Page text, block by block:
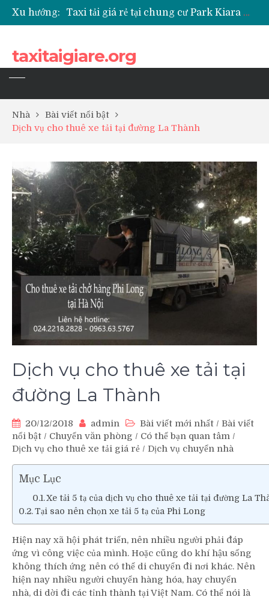
Xu hướng:
Taxi tải giá rẻ tại chung cư Park Kiara Hà Đông
Taxi tải giá rẻ tại chung cư Grande Park Phú Lãm
taxitaigiare.org
Nhà
Bài viết nổi bật
Dịch vụ cho thuê xe tải tại đường La Thành
Dịch vụ cho thuê xe tải tại
đường La Thành
20/12/2018 admin Bài viết mới nhất / Bài viết
nổi bật / Chuyển văn phòng / Có thể bạn quan tâm /
Dịch vụ cho thuê xe tải giá rẻ / Dịch vụ chuyển nhà
Mục Lục
Xe tải 5 tạ của dịch vụ cho thuê xe tải tại đường La
Tại sao nên chọn xe tải 5 tạ của Phi Long
Hiện nay xã hội phát triển, nên nhiều người phải đáp
ứng vì công việc của mình. Hoặc cũng do khí hậu sống
không thích ứng nên có thể di chuyển đi nơi khác. Nên
hiện nay nhiều người chuyển hàng hóa, hay chuyển
nhà, di dời đi các tỉnh thành tại Việt Nam. Có thể nói là